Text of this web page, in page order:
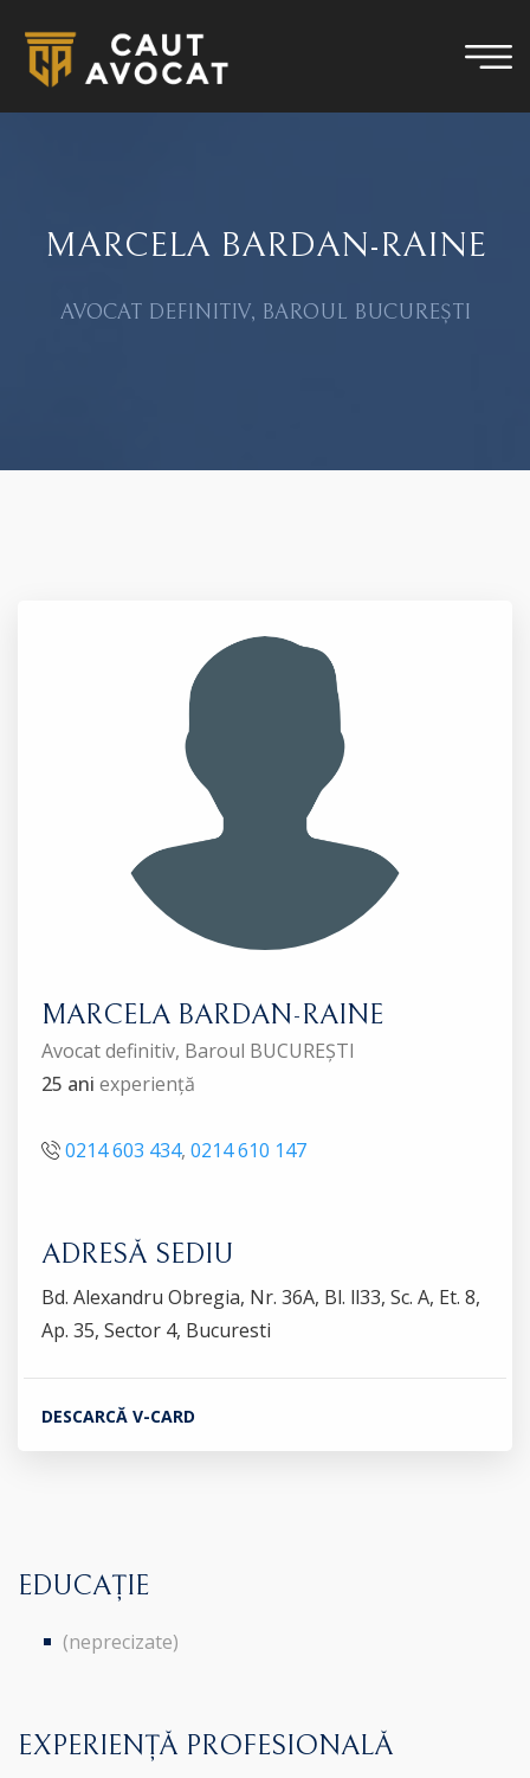
MARCELA BARDAN-RAINE
AVOCAT DEFINITIV, BAROUL BUCUREȘTI
MARCELA BARDAN-RAINE
Avocat definitiv, Baroul BUCUREȘTI
25 ani experiență
0214 603 434, 0214 610 147
ADRESĂ SEDIU
Bd. Alexandru Obregia, Nr. 36A, Bl. ll33, Sc. A, Et. 8,
Ap. 35, Sector 4, Bucuresti
DESCARCĂ V-CARD
EDUCAȚIE
(neprecizate)
EXPERIENȚĂ PROFESIONALĂ